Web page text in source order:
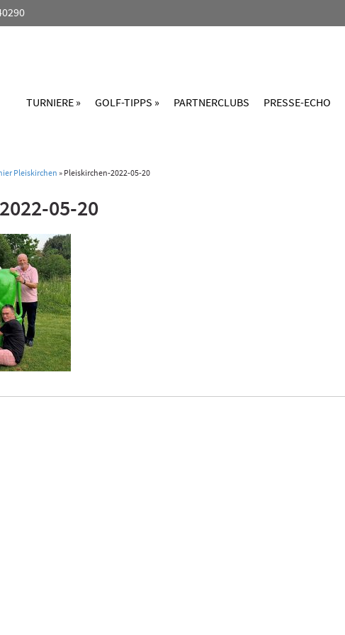
TURNIERE » GOLF-TIPPS » PARTNERCLUBS PRESSE-ECHO
Pleiskirchen» Pleiskirchen-2022-05-20
05-20